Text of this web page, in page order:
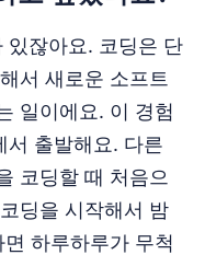
있잖아요. 코딩은 단
서 새로운 소프트
일이에요. 이 경험
서 출발해요. 다른
코딩할 때 처음으
딩을 시작해서 밤
하루하루가 무척